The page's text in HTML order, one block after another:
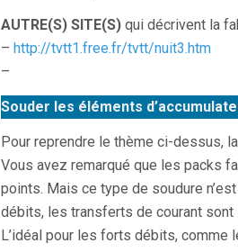
AUTRE(S) SITE(S) qui décrivent la
– http://tvtt1.free.fr/tvtt/nuit3.htm
–
Souder les éléments
Pour reprendre le thème ci-dessus,
Vous avez remarqué que les packs
points. Mais ce type de soudure
débits, les transferts de courant
L’idéal pour les forts débits, comme